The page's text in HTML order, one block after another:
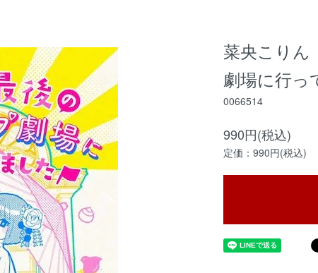
菜央こりん
劇場に行っ
0066514
990円(税込)
定価：990円(税込)